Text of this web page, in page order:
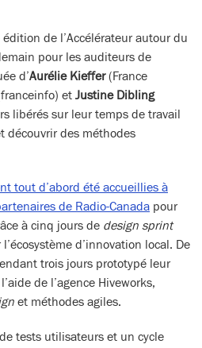
de l’Accélérateur autour du
pour les auditeurs de
d’Aurélie Kieffer(France
et Justine Dibling
libérés sur leur temps de travail
découvrir des méthodes
tout d’abord été accueillies à
de Radio-Canada pour
à cinq jours de design sprint
d’innovation local. De
trois jours prototypé leur
de l’agence Hiveworks,
et méthodes agiles.
tests utilisateurs et un cycle